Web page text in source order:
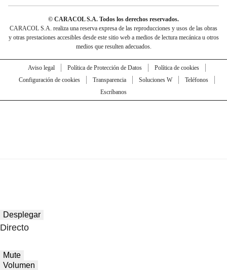
© CARACOL S.A. Todos los derechos reservados.
CARACOL S.A. realiza una reserva expresa de las reproducciones y usos de las obras
y otras prestaciones accesibles desde este sitio web a medios de lectura mecánica u otros
medios que resulten adecuados.
Aviso legal Política de Protección de Datos
Política de cookies
Configuración de cookies
Transparencia Soluciones W
Teléfonos
Escríbanos
Desplegar
Directo
Mute
Volumen